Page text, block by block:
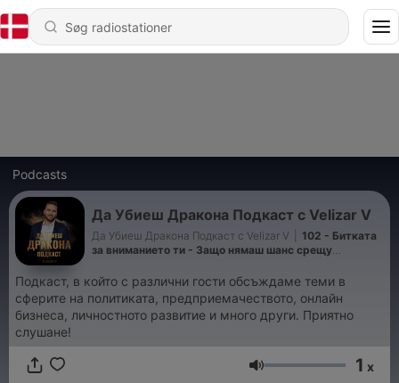
Podcasts
Да Убиеш Дракона Подкаст с Velizar V
Да Убиеш Дракона Подкаст с Velizar V
102 - Битката
за вниманието ти - Защо нямаш шанс срещу
Подкаст, в който с различни гости обсъждаме теми в
сферите на политиката, предприемачеството, онлайн
бизнеса, личностното развитие и много други. Приятно
слушане!
Lydstyrke 1 x